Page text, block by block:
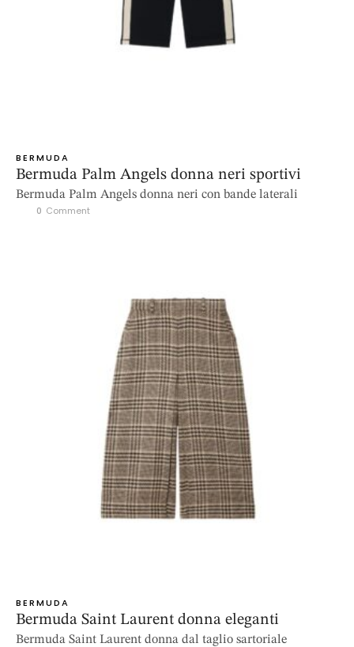
BERMUDA
Bermuda Palm Angels donna neri sportivi
Bermuda Palm Angels donna neri con bande laterali
0 Comment
BERMUDA
Bermuda Saint Laurent donna eleganti
Bermuda Saint Laurent donna dal taglio sartoriale